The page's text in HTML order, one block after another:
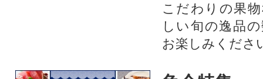
こだわりの果
しい旬の逸品
お楽しみくださ